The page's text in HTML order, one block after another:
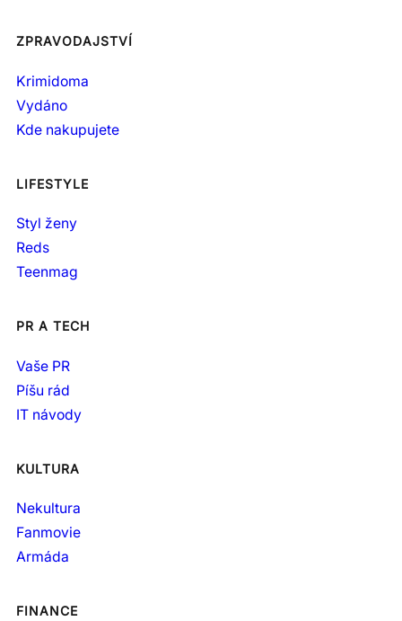
ZPRAVODAJSTVÍ
Krimidoma
Vydáno
Kde nakupujete
LIFESTYLE
Styl ženy
Reds
Teenmag
PR A TECH
Vaše PR
Píšu rád
IT návody
KULTURA
Nekultura
Fanmovie
Armáda
FINANCE